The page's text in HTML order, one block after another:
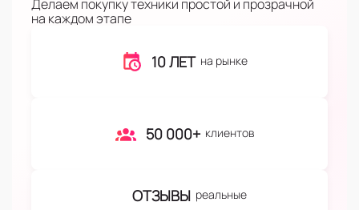
Делаем покупку техники простой и прозрачной
на каждом этапе
10 ЛЕТ на рынке
50 000+ клиентов
ОТЗЫВЫ реальные